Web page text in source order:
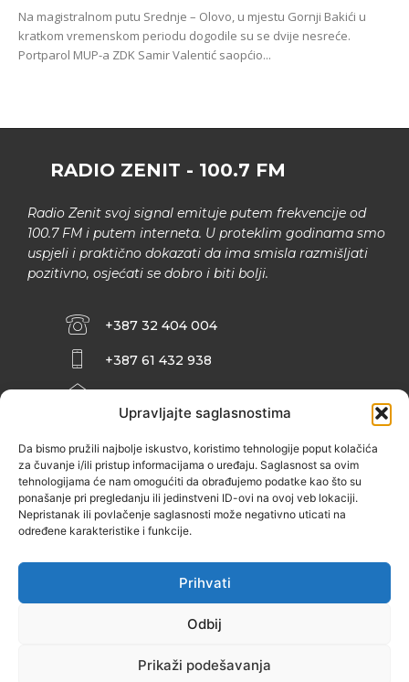
Upravljajte saglasnostima
Da bismo pružili najbolje iskustvo, koristimo tehnologije poput kolačića
za čuvanje i/ili pristup informacijama o uređaju. Saglasnost sa ovim
tehnologijama će nam omogućiti da obrađujemo podatke kao što su
ponašanje pri pregledanju ili jedinstveni ID-ovi na ovoj veb lokaciji.
Nepristanak ili povlačenje saglasnosti može negativno uticati na
određene karakteristike i funkcije.
Prihvati
Odbij
Prikaži podešavanja
Na magistralnom putu Srednje – Olovo, u mjestu Gornji Bakići u
kratkom vremenskom periodu dogodile su se dvije nesreće.
Portparol MUP-a ZDK Samir Valentić saopćio...
RADIO ZENIT - 100.7 FM
Radio Zenit svoj signal emituje putem frekvencije od
100.7 FM i putem interneta. U proteklim godinama smo
uspjeli i praktično dokazati da ima smisla razmišljati
pozitivno, osjećati se dobro i biti bolji.
+387 32 404 004
+387 61 432 938
INFO@ZENIT.BA
ZENIČANKA, 3. SPRAT), 72000 ZENICA